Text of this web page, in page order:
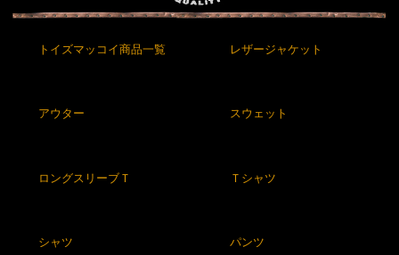
トイズマッコイ商品一覧 レザージャケット
アウター スウェット
ロングスリーブＴ Ｔシャツ
シャツ パンツ